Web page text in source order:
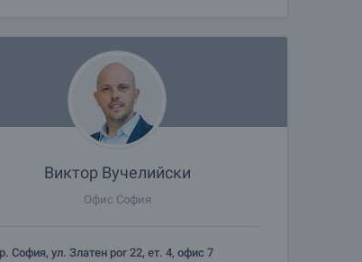
Виктор Вучелийски
Офис София
София, ул. Златен рог 22, ет. 4, офис 7